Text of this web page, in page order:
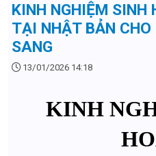
KINH NGHIỆM SINH
TẠI NHẬT BẢN
SANG
13/01/2026 14:18
KINH